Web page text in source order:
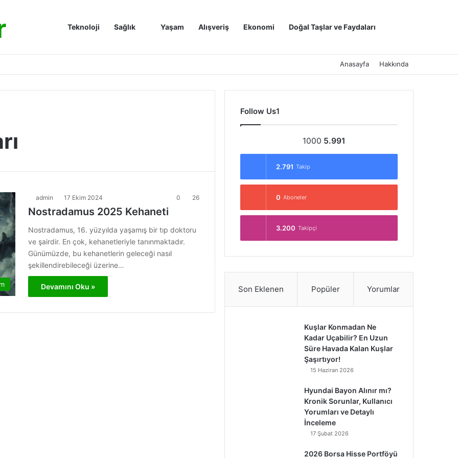
Anasayfa
Teknoloji Sağlık Yaşam Alışveriş Ekonomi Doğal Taşlar ve Faydaları
Anasayfa Hakkında
admin 17 Ekim 2024 0 26
Nostradamus 2025 Kehaneti
Nostradamus, 16. yüzyılda yaşamış bir tıp doktoru
ve şairdir. En çok, kehanetleriyle tanınmaktadır.
Günümüzde, bu kehanetlerin geleceği nasıl
şekillendirebileceği üzerine…
Devamını Oku »
Follow Us1
1000 5.991
2.791 Takip
0 Aboneler
3.200 Takipçi
Son Eklenen Popüler Yorumlar
Kuşlar Konmadan Ne
Kadar Uçabilir? En Uzun
Süre Havada Kalan Kuşlar
Şaşırtıyor!
15 Haziran 2026
Hyundai Bayon Alınır mı?
Kronik Sorunlar, Kullanıcı
Yorumları ve Detaylı
İnceleme
17 Şubat 2026
2026 Borsa Hisse Portföyü